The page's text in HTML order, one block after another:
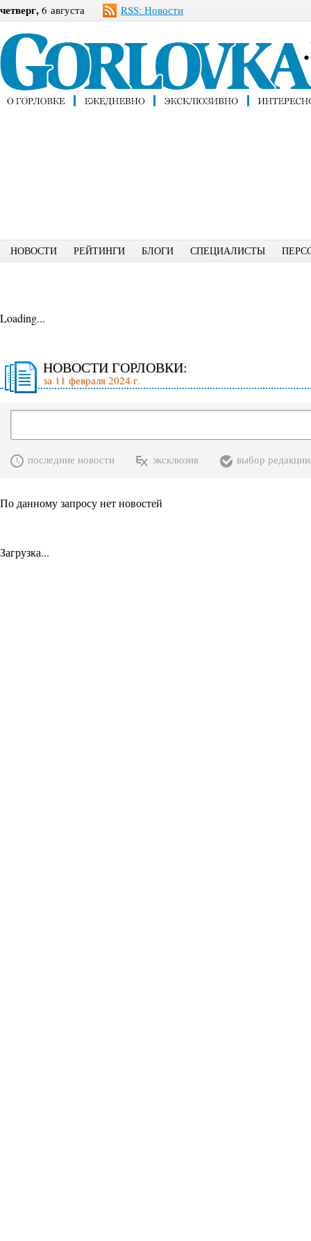
четверг, 6 августа RSS: Новости
НОВОСТИ РЕЙТИНГИ БЛОГИ СПЕЦИАЛИСТЫ
Loading...
НОВОСТИ ГОРЛОВКИ:
за 11 февраля 2024 г.
последние новости эксклюзив выбор редакции
По данному запросу нет новостей
Загрузка...